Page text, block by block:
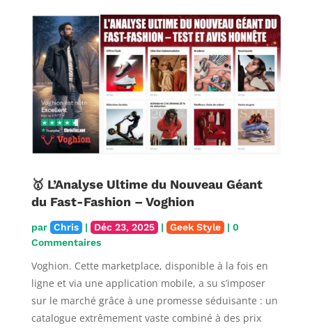
🥇 L’Analyse Ultime du Nouveau Géant
du Fast-Fashion – Voghion
par Chris | Déc 23, 2025 | Geek Style | 0
Commentaires
Voghion. Cette marketplace, disponible à la fois en
ligne et via une application mobile, a su s’imposer
sur le marché grâce à une promesse séduisante : un
catalogue extrêmement vaste combiné à des prix